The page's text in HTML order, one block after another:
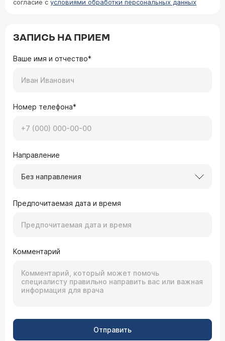
согласие с условиями обработки персональных данных
ЗАПИСЬ НА ПРИЕМ
Ваше имя и отчество*
Номер телефона*
Направление
Без направления
Предпочитаемая дата и время
Комментарий
Отправить